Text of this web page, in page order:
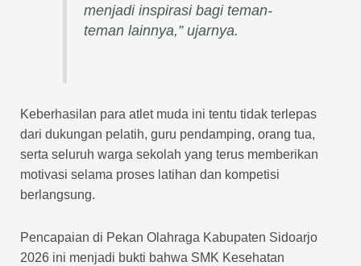
menjadi inspirasi bagi teman-
teman lainnya,” ujarnya.
Keberhasilan para atlet muda ini tentu tidak terlepas
dari dukungan pelatih, guru pendamping, orang tua,
serta seluruh warga sekolah yang terus memberikan
motivasi selama proses latihan dan kompetisi
berlangsung.
Pencapaian di Pekan Olahraga Kabupaten Sidoarjo
2026 ini menjadi bukti bahwa SMK Kesehatan